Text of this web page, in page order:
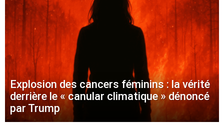
Explosion des cancers féminins : la vérité
derrière le « canular climatique » dénoncé
par Trump